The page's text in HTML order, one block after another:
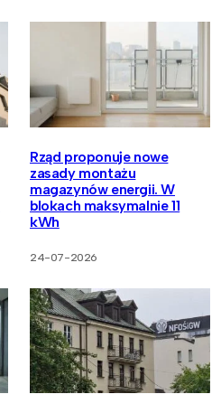
Rząd proponuje nowe
zasady montażu
magazynów energii. W
blokach maksymalnie 11
kWh
24-07-2026